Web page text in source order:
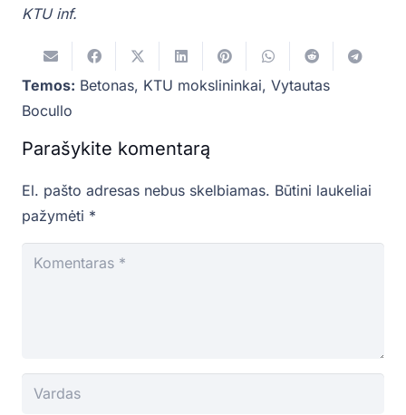
KTU inf.
Temos: Betonas, KTU mokslininkai, Vytautas
Bocullo
Parašykite komentarą
El. pašto adresas nebus skelbiamas. Būtini laukeliai
pažymėti *